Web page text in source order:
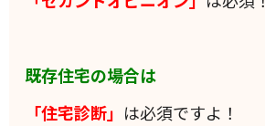
既存住宅の場合は
「住宅診断」 は必須ですよ！